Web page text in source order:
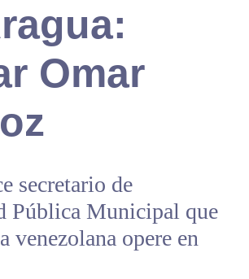
Omar
secretario de
Pública Municipal que
venezolana opere en